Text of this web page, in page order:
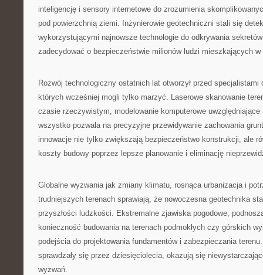
inteligencję i sensory internetowe do zrozumienia
pod powierzchnią ziemi. Inżynierowie geotechniczni stali się
wykorzystującymi najnowsze technologie do odkrywania
zadecydować o bezpieczeństwie milionów ludzi mieszkających
Rozwój technologiczny ostatnich lat otworzył przed
których wcześniej mogli tylko marzyć. Laserowe skanowanie
czasie rzeczywistym, modelowanie komputerowe
wszystko pozwala na precyzyjne przewidywanie zachowania
innowacje nie tylko zwiększają bezpieczeństwo konstrukcji, ale
koszty budowy poprzez lepsze planowanie i eliminację
Globalne wyzwania jak zmiany klimatu, rosnąca urbanizacja i
trudniejszych terenach sprawiają, że nowoczesna geotechnika
przyszłości ludzkości. Ekstremalne zjawiska pogodowe,
konieczność budowania na terenach podmokłych czy górskich
podejścia do projektowania fundamentów i zabezpieczania
sprawdzały się przez dziesięciolecia, okazują się
wyzwań.